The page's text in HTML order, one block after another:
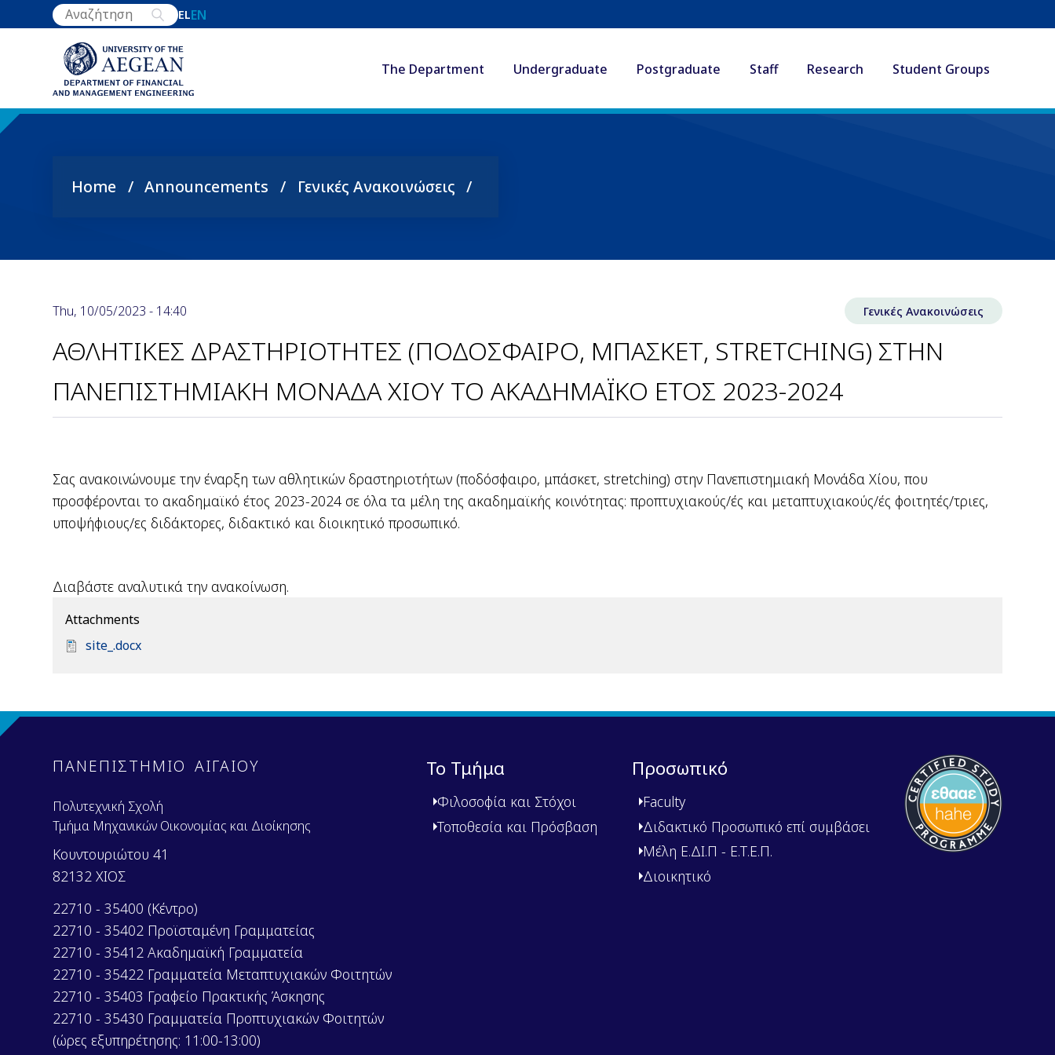
to
ELEN
The Department Undergraduate Postgraduate Staff Research Student Groups
Breadcrumb
Home Announcements Γενικές Ανακοινώσεις
Thu, 10/05/2023 - 14:40 Γενικές Ανακοινώσεις
ΑΘΛΗΤΙΚΕΣ ΔΡΑΣΤΗΡΙΟΤΗΤΕΣ (ΠΟΔΟΣΦΑΙΡΟ, ΜΠΑΣΚΕΤ, STRETCHING) ΣΤΗΝ
ΠΑΝΕΠΙΣΤΗΜΙΑΚΗ ΜΟΝΑΔΑ ΧΙΟΥ ΤΟ ΑΚΑΔΗΜΑΪΚΟ ΕΤΟΣ 2023-2024
Σας ανακοινώνουμε την έναρξη των αθλητικών δραστηριοτήτων (ποδόσφαιρο, μπάσκετ, stretching) στην Πανεπιστημιακή Μονάδα Χίου, που
προσφέρονται το ακαδημαϊκό έτος 2023-2024 σε όλα τα μέλη της ακαδημαϊκής κοινότητας: προπτυχιακούς/ές και μεταπτυχιακούς/ές φοιτητές/τριες,
υποψήφιους/ες διδάκτορες, διδακτικό και διοικητικό προσωπικό.
Διαβάστε αναλυτικά την ανακοίνωση.
Attachments
D
n
site_.docx
ΠΑΝΕΠΙΣΤΗΜΙΟ ΑΙΓΑΙΟΥ
Πολυτεχνική Σχολή
Τμήμα Μηχανικών Οικονομίας και Διοίκησης
Κουντουριώτου 41
82132 ΧΙΟΣ
22710 - 35400 (Κέντρο)
22710 - 35402 Προϊσταμένη Γραμματείας
22710 - 35412 Ακαδημαϊκή Γραμματεία
22710 - 35422 Γραμματεία Μεταπτυχιακών Φοιτητών
22710 - 35403 Γραφείο Πρακτικής Άσκησης
22710 - 35430 Γραμματεία Προπτυχιακών Φοιτητών
(ώρες εξυπηρέτησης: 11:00-13:00)
Το Τμήμα
Φιλοσοφία και Στόχοι
Τοποθεσία και Πρόσβαση
Προσωπικό
Faculty
Διδακτικό Προσωπικό επί συμβάσει
Μέλη Ε.ΔΙ.Π - Ε.Τ.Ε.Π.
Διοικητικό